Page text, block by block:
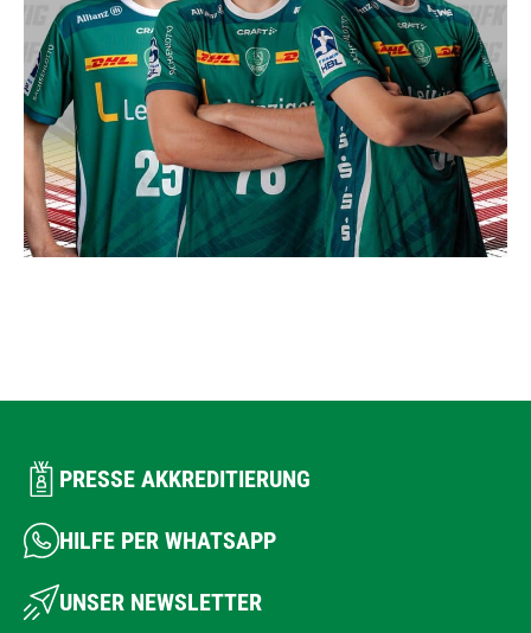
PRESSE AKKREDITIERUNG
HILFE PER WHATSAPP
UNSER NEWSLETTER